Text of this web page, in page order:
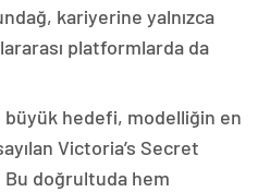
kariyerine yalnızca
platformlarda da
büyük hedefi, modelliğin en
Victoria’s Secret
Bu doğrultuda hem